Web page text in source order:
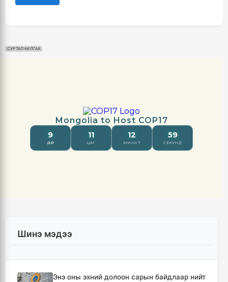
СУРТАЛЧИЛГАА
Шинэ мэдээ
Энэ оны эхний долоон сарын байдлаар нийт